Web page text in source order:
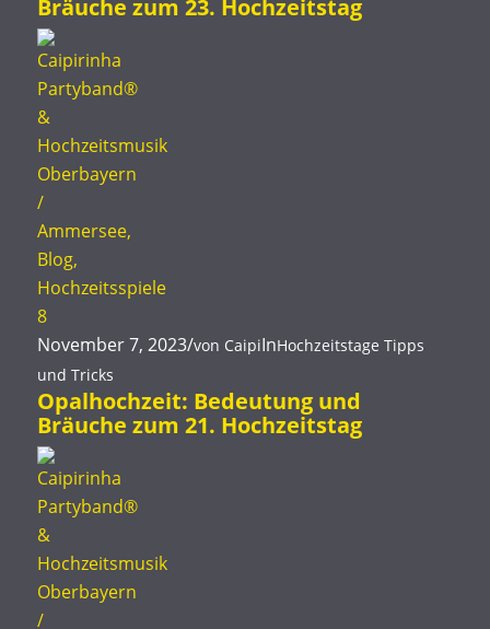
Bräuche zum 23. Hochzeitstag
November 7, 2023/von CaipiInHochzeitstage Tipps
und Tricks
Opalhochzeit: Bedeutung und
Bräuche zum 21. Hochzeitstag